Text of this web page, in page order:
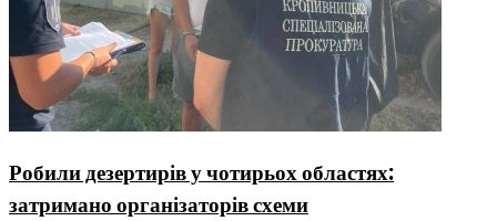
Робили дезертирів у чотирьох областях:
затримано організаторів схеми